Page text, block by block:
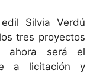
Silvia Verdú
tres proyectos
ahora será el
a licitación y